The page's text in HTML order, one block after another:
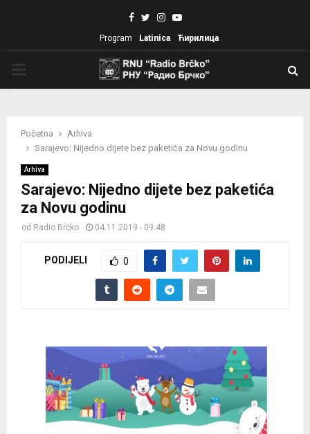
Facebook
TwitterInstagram
Youtube
Program Latinica Ћирилица
Početna
Arhiva
Sarajevo: Nijedno dijete bez paketića za Novu godinu
Arhiva
Sarajevo: Nijedno dijete bez paketića
za Novu godinu
od Radio Brčko 04.11.2019 - 09:48
PODIJELI 0